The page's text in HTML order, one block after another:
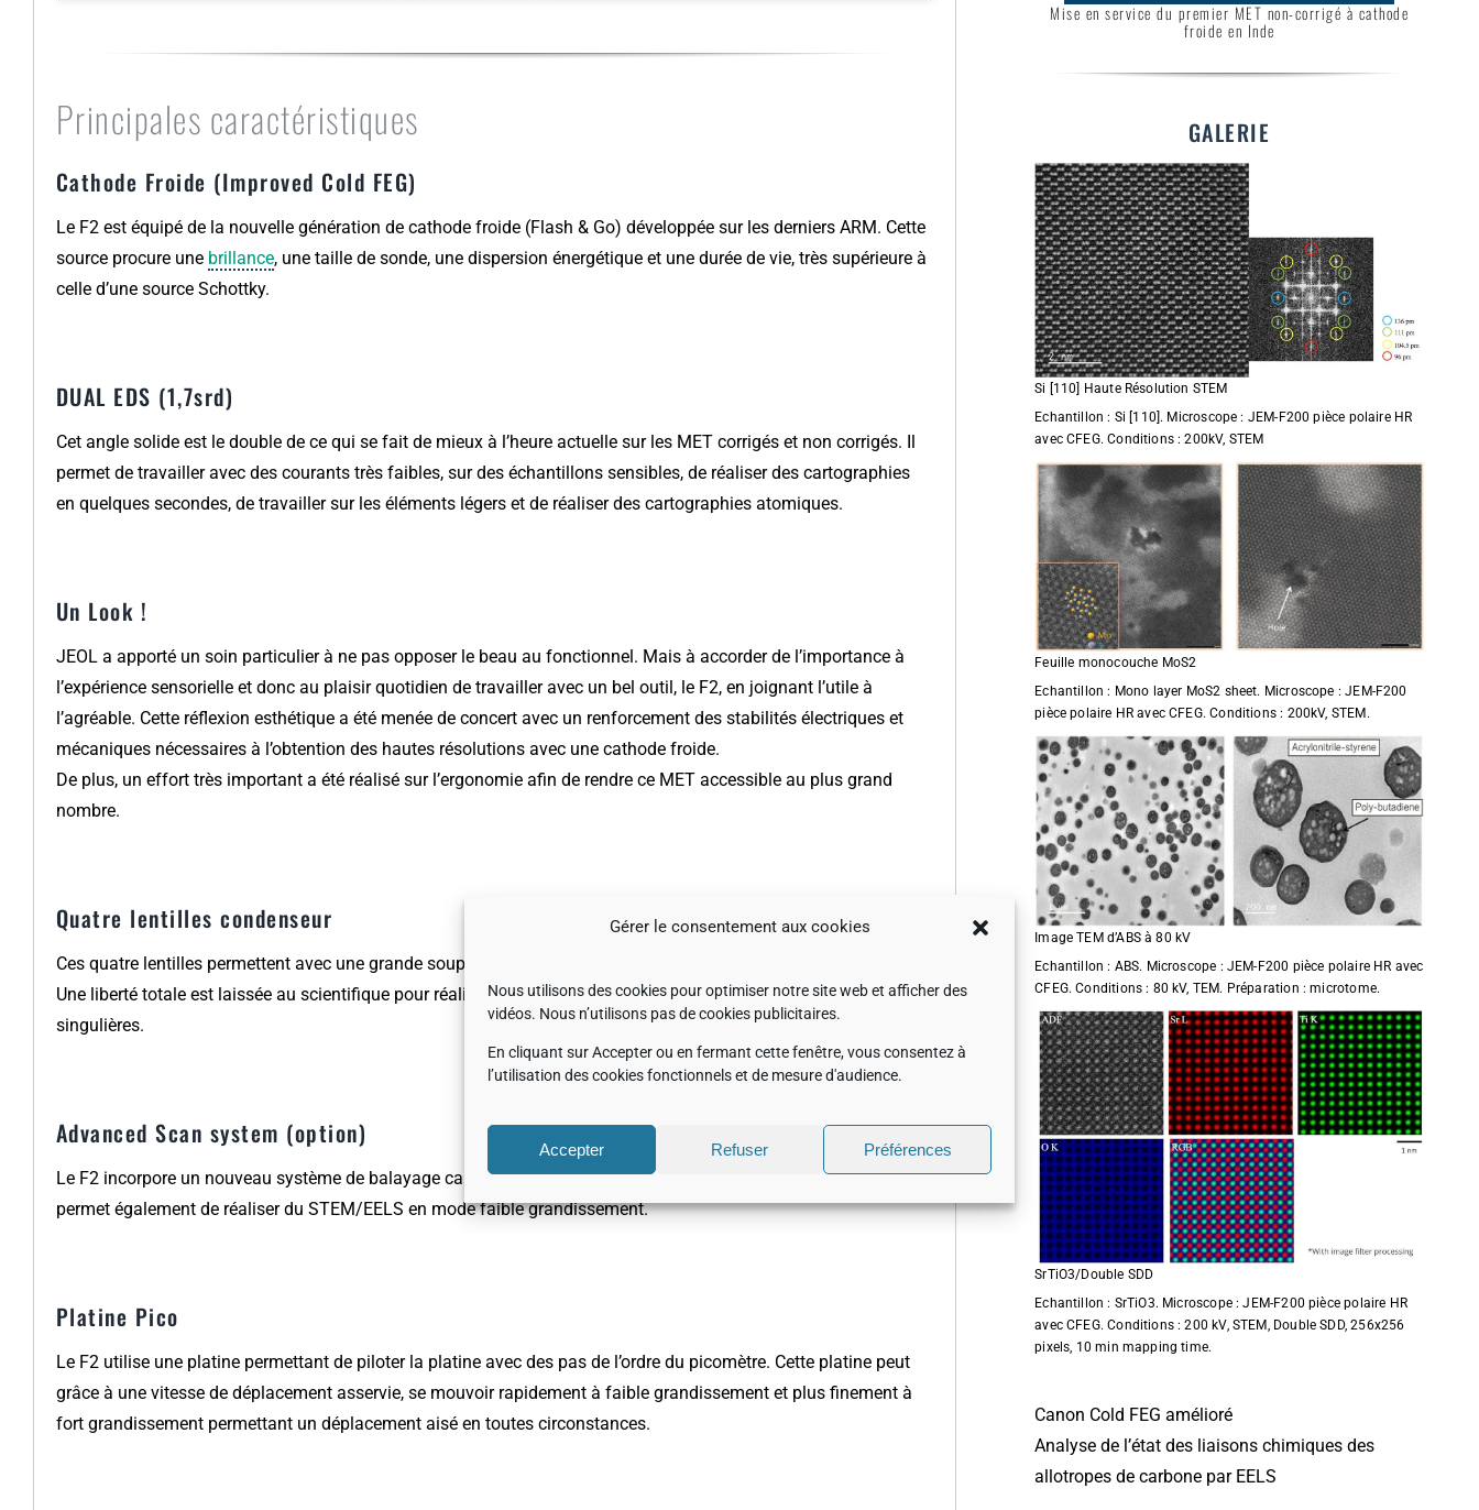
Gérer le consentement aux cookies
Nous utilisons des cookies pour optimiser notre site web et afficher des
vidéos. Nous n’utilisons pas de cookies publicitaires.
En cliquant sur Accepter ou en fermant cette fenêtre, vous consentez à
l’utilisation des cookies fonctionnels et de mesure d'audience.
Accepter Refuser Préférences
Principales caractéristiques
Cathode Froide (Improved Cold FEG)
Le F2 est équipé de la nouvelle génération de cathode froide (Flash & Go) développée sur les derniers ARM. Cette
source procure une brillance, une taille de sonde, une dispersion énergétique et une durée de vie, très supérieure à
celle d’une source Schottky.
DUAL EDS (1,7srd)
Cet angle solide est le double de ce qui se fait de mieux à l’heure actuelle sur les MET corrigés et non corrigés. Il
permet de travailler avec des courants très faibles, sur des échantillons sensibles, de réaliser des cartographies
en quelques secondes, de travailler sur les éléments légers et de réaliser des cartographies atomiques.
Un Look !
JEOL a apporté un soin particulier à ne pas opposer le beau au fonctionnel. Mais à accorder de l’importance à
l’expérience sensorielle et donc au plaisir quotidien de travailler avec un bel outil, le F2, en joignant l’utile à
l’agréable. Cette réflexion esthétique a été menée de concert avec un renforcement des stabilités électriques et
mécaniques nécessaires à l’obtention des hautes résolutions avec une cathode froide.
De plus, un effort très important a été réalisé sur l’ergonomie afin de rendre ce MET accessible au plus grand
nombre.
Quatre lentilles condenseur
Ces quatre lentilles permettent avec une grande souplesse de gérer l’angle de convergence et la taille de la sonde.
Une liberté totale est laissée au scientifique pour réaliser en TEM/STEM, champ sombre, les expériences les plus
singulières.
Advanced Scan system (option)
Le F2 incorpore un nouveau système de balayage capable de balayer le faisceau en mode image. Ce système
permet également de réaliser du STEM/EELS en mode faible grandissement.
Platine Pico
Le F2 utilise une platine permettant de piloter la platine avec des pas de l’ordre du picomètre. Cette platine peut
grâce à une vitesse de déplacement asservie, se mouvoir rapidement à faible grandissement et plus finement à
fort grandissement permettant un déplacement aisé en toutes circonstances.
Mise en service du premier MET non-corrigé à cathode
froide en Inde
GALERIE
Si [110] Haute Résolution STEM
Echantillon : Si [110]. Microscope : JEM-F200 pièce polaire HR
avec CFEG. Conditions : 200kV, STEM
Feuille monocouche MoS2
Echantillon : Mono layer MoS2 sheet. Microscope : JEM-F200
pièce polaire HR avec CFEG. Conditions : 200kV, STEM.
Image TEM d’ABS à 80 kV
Echantillon : ABS. Microscope : JEM-F200 pièce polaire HR avec
CFEG. Conditions : 80 kV, TEM. Préparation : microtome.
SrTiO3/Double SDD
Echantillon : SrTiO3. Microscope : JEM-F200 pièce polaire HR
avec CFEG. Conditions : 200 kV, STEM, Double SDD, 256x256
pixels, 10 min mapping time.
Canon Cold FEG amélioré
Analyse de l’état des liaisons chimiques des
allotropes de carbone par EELS